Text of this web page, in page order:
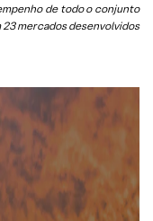
de todo o conjunto
mercados desenvolvidos